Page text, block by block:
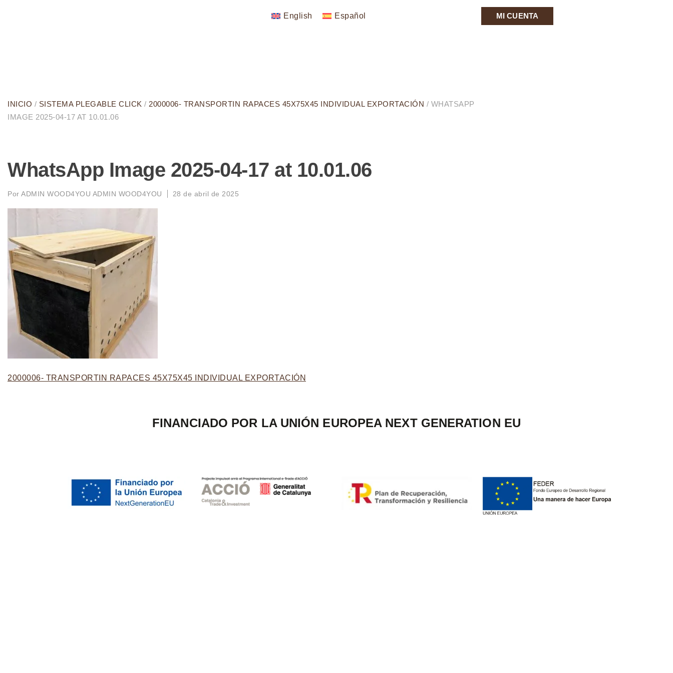
English Español MI CUENTA
INICIO / SISTEMA PLEGABLE CLICK / 2000006- TRANSPORTIN RAPACES 45X75X45 INDIVIDUAL EXPORTACIÓN / WHATSAPP
IMAGE 2025-04-17 AT 10.01.06
WhatsApp Image 2025-04-17 at 10.01.06
Por ADMIN WOOD4YOU ADMIN WOOD4YOU 28 de abril de 2025
2000006- TRANSPORTIN RAPACES 45X75X45 INDIVIDUAL EXPORTACIÓN
FINANCIADO POR LA UNIÓN EUROPEA NEXT GENERATION EU